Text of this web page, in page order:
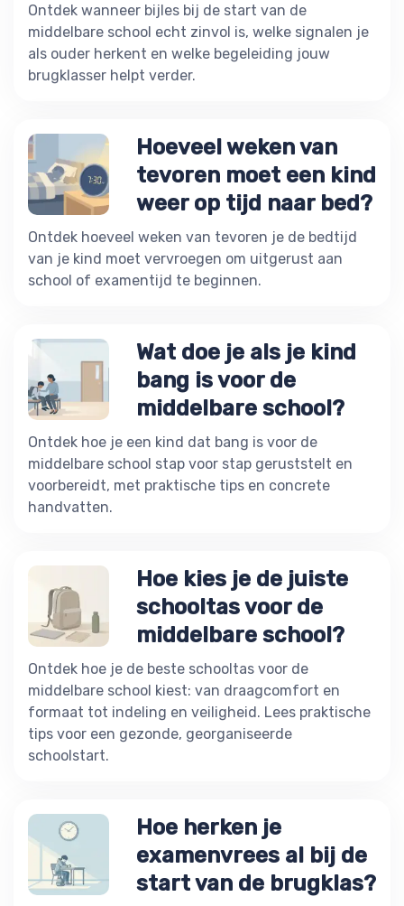
Ontdek wanneer bijles bij de start van de
middelbare school echt zinvol is, welke signalen je
als ouder herkent en welke begeleiding jouw
brugklasser helpt verder.
Hoeveel weken van
tevoren moet een kind
weer op tijd naar bed?
Ontdek hoeveel weken van tevoren je de bedtijd
van je kind moet vervroegen om uitgerust aan
school of examentijd te beginnen.
Wat doe je als je kind
bang is voor de
middelbare school?
Ontdek hoe je een kind dat bang is voor de
middelbare school stap voor stap geruststelt en
voorbereidt, met praktische tips en concrete
handvatten.
Hoe kies je de juiste
schooltas voor de
middelbare school?
Ontdek hoe je de beste schooltas voor de
middelbare school kiest: van draagcomfort en
formaat tot indeling en veiligheid. Lees praktische
tips voor een gezonde, georganiseerde
schoolstart.
Hoe herken je
examenvrees al bij de
start van de brugklas?